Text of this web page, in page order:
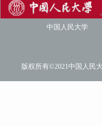
中国人民大学
版权所有©2021中国人民